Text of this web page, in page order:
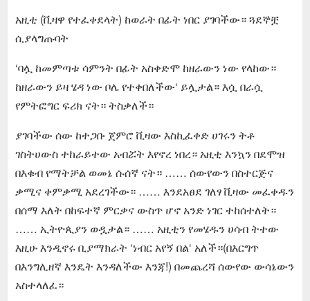
አዚቲ (ቪዛዋ የተፈቀደላት) ከወራት በፊት ነበር ያገባችው። ጓደኞቿ
ሲያላግጡባት
‘ባሏ ከመምጣቱ ሳምንት በፊት አስቀድሞ ከዘራውን ነው የላከው።
ከዘራውን ይዛ ሄዳ ነው ቦሌ የተቀበለችው‘ ይሏታል። እሷ በራሷ
የምትፎግር ፍሪክ ናት። ትስቃለች።
ያገባችው ሰው ከተጋቡ ጀምሮ ቪዛው እስኪፈቀድ ሀገሩን ትቶ
ገስትሀውስ ተከራይተው አብሯት እየኖረ ነበረ። አዚቲ እንኳን በደሞዝ
በእቁብ የማትቻል ወመኔ ሱሰኛ ናት። …… ሰውየውን በስተርጅና
ቃሚና ቀምቃሚ አደረገችው። …… እንደአፀደ ገለፃ ቪዛው መፈቀዱን
በሰማ እለት በከፍተኛ ምርቃና ውስጥ ሆኖ አንድ ነገር ተከሰተለት።
…… ኢትዮጲያን ወዷታል። …… አዚቲን የመሄዱን ሀሳብ ትተው
እዚሁ እንዲኖሩ ቢያማክራት ‘ነብር አየኝ በል‘ አለች።(በእርግጥ
በእንግሊዘኛ እንዴት እንዳለችው እንጃ!) በመጨረሻ ሰውየው ውሳኔውን
አስተላለፈ።